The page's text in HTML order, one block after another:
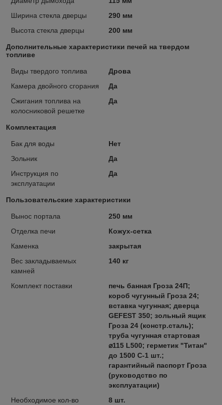
Ширина стекла дверцы
290 мм
Высота стекла дверцы
200 мм
Дополнительные характеристики печей на твердом
топливе
Виды твердого топлива
Дрова
Камера двойного сгорания
Да
Сжигания топлива на
колосниковой решетке
Да
Комплектация
Бак для воды
Нет
Зольник
Да
Инструкция по
эксплуатации
Да
Пользовательские характеристики
Вынос портала
250 мм
Отделка печи
Кожух-сетка
Каменка
закрытая
Вес закладываемых
камней
140 кг
Комплект поставки
печь банная Гроза 24П;
короб чугунный Гроза 24;
вставка чугунная; дверца
GEFEST 350; зольный ящик
Гроза 24 (констр.сталь);
труба чугунная стартовая
⌀115 L500; герметик "Титан"
до 1500 С-1 шт.;
гарантийный паспорт Гроза
(руководство по
эксплуатации)
Необходимое кол-во
8 шт.